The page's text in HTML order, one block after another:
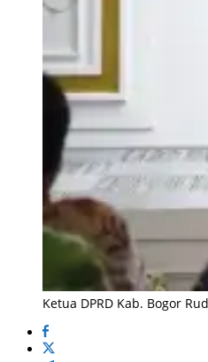
Ketua DPRD Kab. Bogor